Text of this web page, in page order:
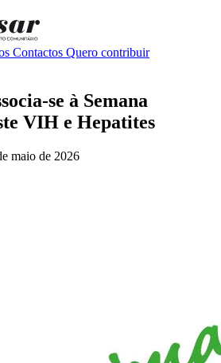
Contactos Quero contribuir
se à Semana
VIH e Hepatites
maio de 2026